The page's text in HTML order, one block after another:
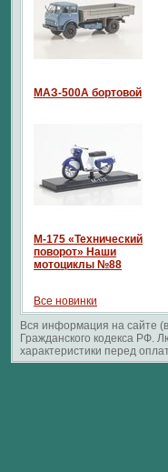
МАЗ-500А бортовой
М-175 «Технический
поворот» Наши
мотоциклы №88
Все новинки
Вся информация на сайте
Гражданского кодекса РФ.
характеристики перед